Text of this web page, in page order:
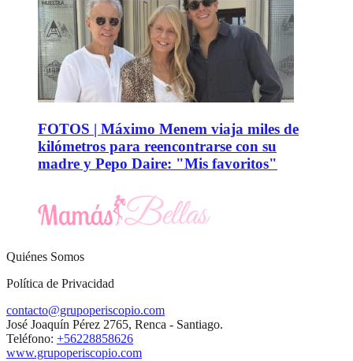
FOTOS | Máximo Menem viaja miles de
kilómetros para reencontrarse con su
madre y Pepo Daire: "Mis favoritos"
Quiénes Somos
Política de Privacidad
contacto@grupoperiscopio.com
José Joaquín Pérez 2765, Renca - Santiago.
Teléfono: +56228858626
www.grupoperiscopio.com